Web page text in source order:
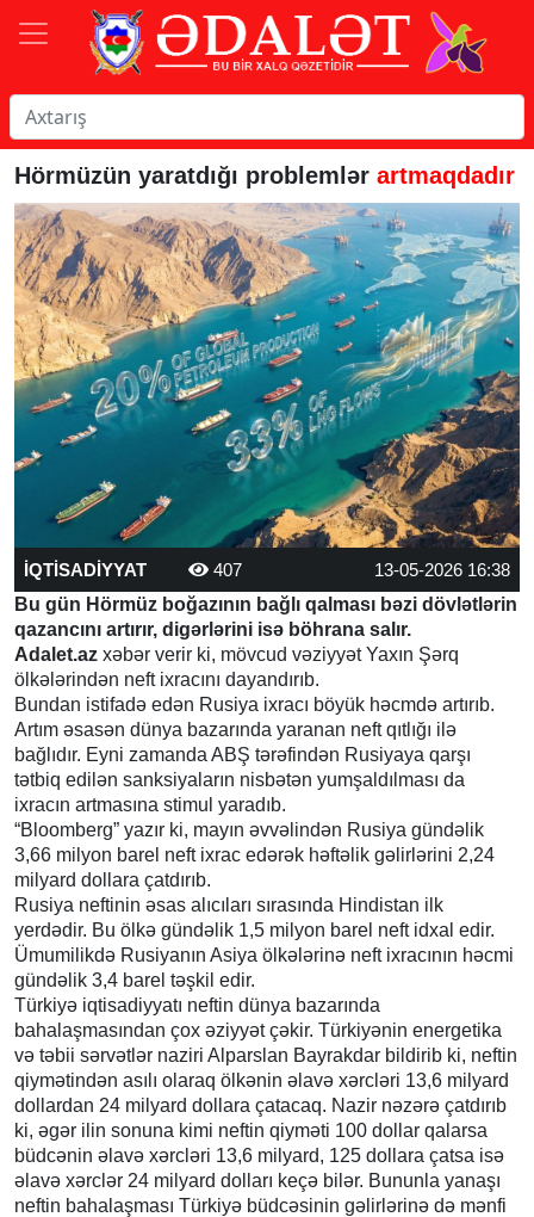
Hörmüzün yaratdığı problemlər artmaqdadır
İQTİSADİYYAT 407
13-05-2026 16:38
Bu gün Hörmüz boğazının bağlı qalması bəzi dövlətlərin
qazancını artırır, digərlərini isə böhrana salır.
Adalet.az xəbər verir ki, mövcud vəziyyət Yaxın Şərq
ölkələrindən neft ixracını dayandırıb.
Bundan istifadə edən Rusiya ixracı böyük həcmdə artırıb.
Artım əsasən dünya bazarında yaranan neft qıtlığı ilə
bağlıdır. Eyni zamanda ABŞ tərəfindən Rusiyaya qarşı
tətbiq edilən sanksiyaların nisbətən yumşaldılması da
ixracın artmasına stimul yaradıb.
“Bloomberg” yazır ki, mayın əvvəlindən Rusiya gündəlik
3,66 milyon barel neft ixrac edərək həftəlik gəlirlərini 2,24
milyard dollara çatdırıb.
Rusiya neftinin əsas alıcıları sırasında Hindistan ilk
yerdədir. Bu ölkə gündəlik 1,5 milyon barel neft idxal edir.
Ümumilikdə Rusiyanın Asiya ölkələrinə neft ixracının həcmi
gündəlik 3,4 barel təşkil edir.
Türkiyə iqtisadiyyatı neftin dünya bazarında
bahalaşmasından çox əziyyət çəkir. Türkiyənin energetika
və təbii sərvətlər naziri Alparslan Bayrakdar bildirib ki, neftin
qiymətindən asılı olaraq ölkənin əlavə xərcləri 13,6 milyard
dollardan 24 milyard dollara çatacaq. Nazir nəzərə çatdırıb
ki, əgər ilin sonuna kimi neftin qiyməti 100 dollar qalarsa
büdcənin əlavə xərcləri 13,6 milyard, 125 dollara çatsa isə
əlavə xərclər 24 milyard dolları keçə bilər. Bununla yanaşı
neftin bahalaşması Türkiyə büdcəsinin gəlirlərinə də mənfi